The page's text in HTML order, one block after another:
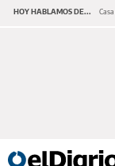
HOY HABLAMOS DE...